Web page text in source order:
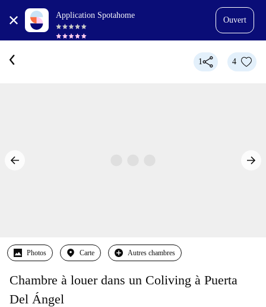
Application Spotahome
Ouvert
1 4
Photos Carte Autres chambres
Chambre à louer dans un Coliving à Puerta
Del Ángel